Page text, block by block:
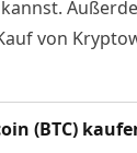
von
(BTC)